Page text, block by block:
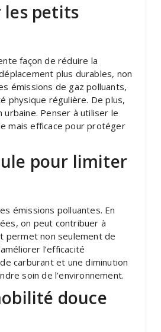
les petits
façon de réduire la
plus durables, non
émissions de gaz polluants,
physique régulière. De plus,
Penser à utiliser le
mais efficace pour protéger
pour limiter
émissions polluantes. En
on peut contribuer à
permet non seulement de
l’efficacité
carburant et une diminution
soin de l’environnement.
douce